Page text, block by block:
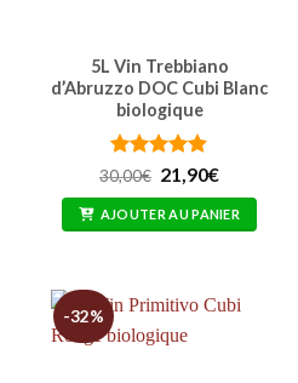
5L Vin Trebbiano
d’Abruzzo DOC Cubi Blanc
biologique
Note 4.87
30,00€ Le
prix
initial
était :
21,90€Le
actuel
est :
AJOUTER AU PANIER
-32%